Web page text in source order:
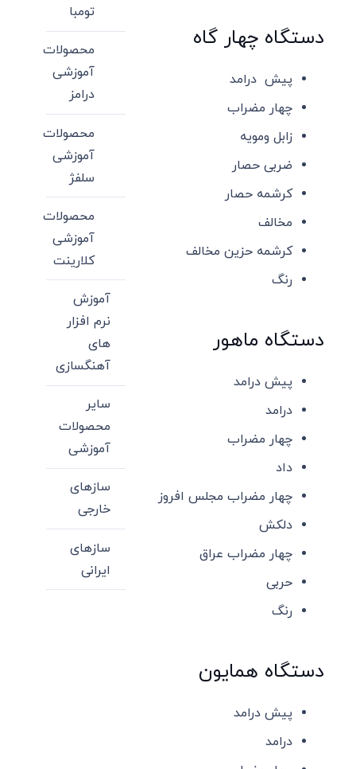
دستگاه چهار گاه
پیش درامد
چهار مضراب
زابل ومویه
ضربی حصار
کرشمه حصار
مخالف
کرشمه حزین مخالف
رنگ
دستگاه ماهور
پیش درامد
درامد
چهار مضراب
داد
چهار مضراب مجلس افروز
دلکش
چهار مضراب عراق
حربی
رنگ
دستگاه همایون
پیش درامد
درامد
تومبا
محصولات
آموزشی
درامز
محصولات
آموزشی
سلفژ
محصولات
آموزشی
کلارینت
آموزش
نرم افزار
های
آهنگسازی
سایر
محصولات
آموزشی
سازهای
خارجی
سازهای
ایرانی